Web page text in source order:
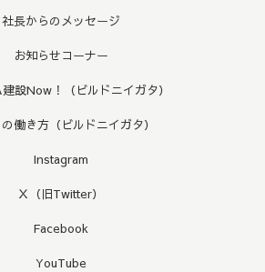
社長からのメッセージ
お知らせコーナー
設Now！（ビルドニイガタ）
働き方（ビルドニイガタ）
Instagram
Ｘ（旧Twitter）
Facebook
YouTube